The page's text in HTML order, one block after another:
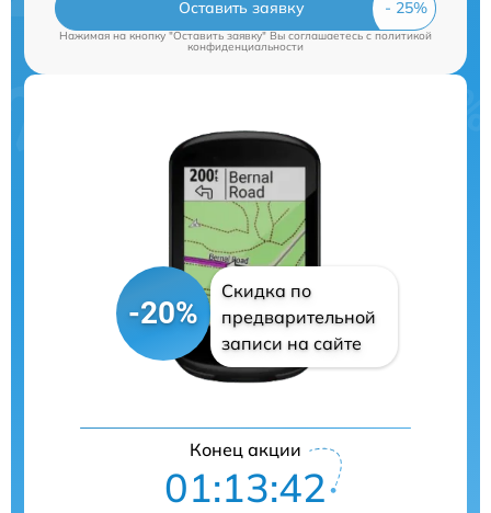
Оставить заявку
Нажимая на кнопку "Оставить заявку" Вы соглашаетесь cполитикой
конфиденциальности
-20%
Скидка по
предварительной
записи на сайте
Конец акции
01:13:41